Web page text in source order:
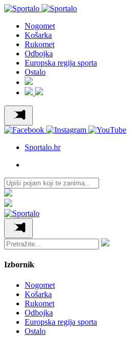
Nogomet
Košarka
Rukomet
Odbojka
Europska regija sporta
Ostalo
Sportalo.hr
Izbornik
Nogomet
Košarka
Rukomet
Odbojka
Europska regija sporta
Ostalo